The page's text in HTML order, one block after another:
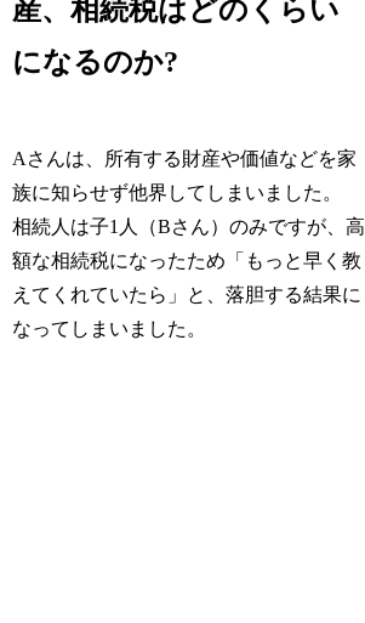
産、相続税はどのくらい
になるのか?
Aさんは、所有する財産や価値などを家
族に知らせず他界してしまいました。
相続人は子1人（Bさん）のみですが、高
額な相続税になったため「もっと早く教
えてくれていたら」と、落胆する結果に
なってしまいました。